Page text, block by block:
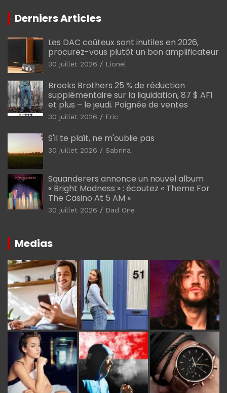
Derniers Articles
Les DAC coûteux sont inutiles en 2026,
procurez-vous plutôt un bon amplificateur
30 juillet 2026 Lionel
Brooks Brothers 25 % de réduction
supplémentaire sur la liquidation, 87 $ AF1
et plus – le jeudi. Poignée de ventes
30 juillet 2026 Eric
S'il te plaît, ne m'oublie pas
30 juillet 2026 Sabrina
Squanderers annonce un nouvel album
« Bright Madness » : écoutez « Theme For
The Casino At 5 AM »
30 juillet 2026 Dad One
Medias